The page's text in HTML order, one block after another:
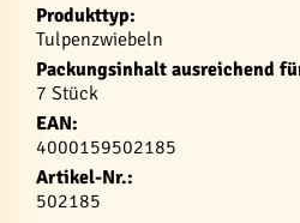
Produkttyp:
Tulpenzwiebeln
Packungsinhalt ausreichend
7 Stück
EAN:
4000159502185
Artikel-Nr.:
502185